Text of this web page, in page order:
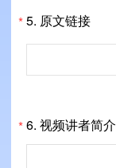
*5. 原文链接
*6. 视频讲者简介